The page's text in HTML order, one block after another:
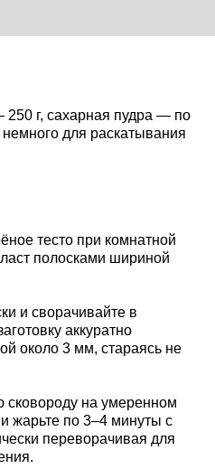
г, сахарная пудра — по
для раскатывания
тесто при комнатной
полосками шириной
и сворачивайте в
аккуратно
около 3 мм, стараясь не
сковороду на умеренном
жарьте по 3–4 минуты с
переворачивая для